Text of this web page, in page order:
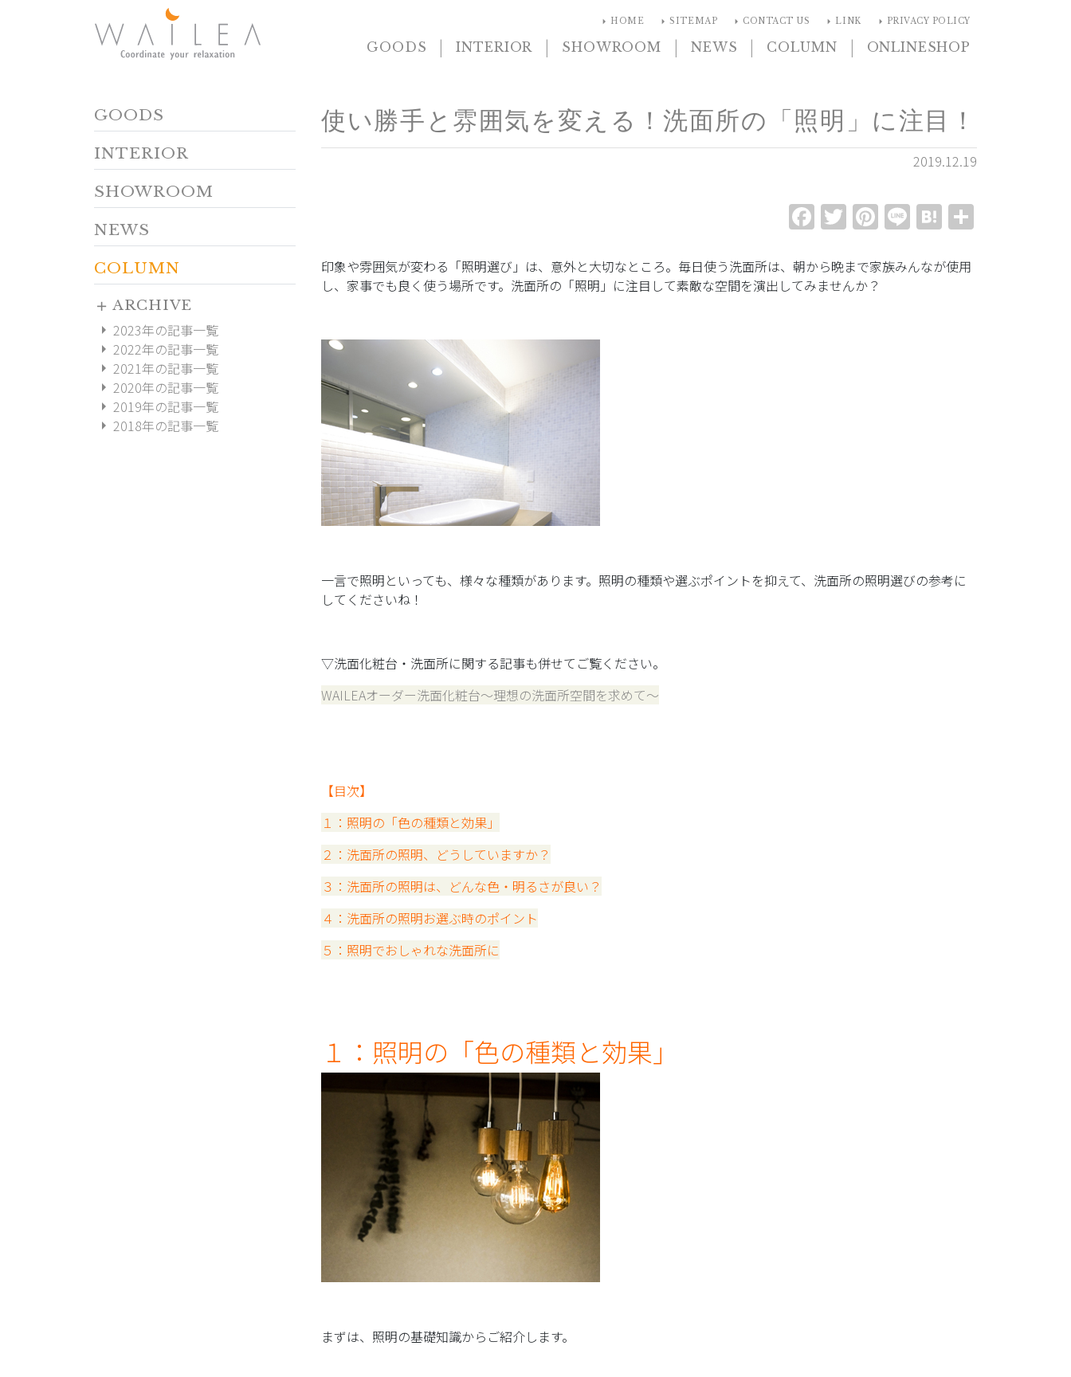
arrow_right HOME arrow_right SITEMAP arrow_right CONTACT US arrow_right LINK arrow_right PRIVACY POLICY
GOODS | INTERIOR | SHOWROOM | NEWS | COLUMN | ONLINESHOP
GOODS
INTERIOR
SHOWROOM
NEWS
COLUMN
add ARCHIVE
arrow_right 2023年の記事一覧
arrow_right 2022年の記事一覧
arrow_right 2021年の記事一覧
arrow_right 2020年の記事一覧
arrow_right 2019年の記事一覧
arrow_right 2018年の記事一覧
使い勝手と雰囲気を変える！洗面所の「照明」に注目！
2019.12.19
Facebook
Twitter
Pinterest
LineHatena
印象や雰囲気が変わる「照明選び」は、意外と大切なところ。毎日使う洗面所は、朝から晩まで家族みんなが使用
し、家事でも良く使う場所です。洗面所の「照明」に注目して素敵な空間を演出してみませんか？
一言で照明といっても、様々な種類があります。照明の種類や選ぶポイントを抑えて、洗面所の照明選びの参考に
してくださいね！
▽洗面化粧台・洗面所に関する記事も併せてご覧ください。
WAILEAオーダー洗面化粧台～理想の洗面所空間を求めて～
【目次】
１：照明の「色の種類と効果」
２：洗面所の照明、どうしていますか？
３：洗面所の照明は、どんな色・明るさが良い？
４：洗面所の照明お選ぶ時のポイント
５：照明でおしゃれな洗面所に
１：照明の「色の種類と効果」
まずは、照明の基礎知識からご紹介します。